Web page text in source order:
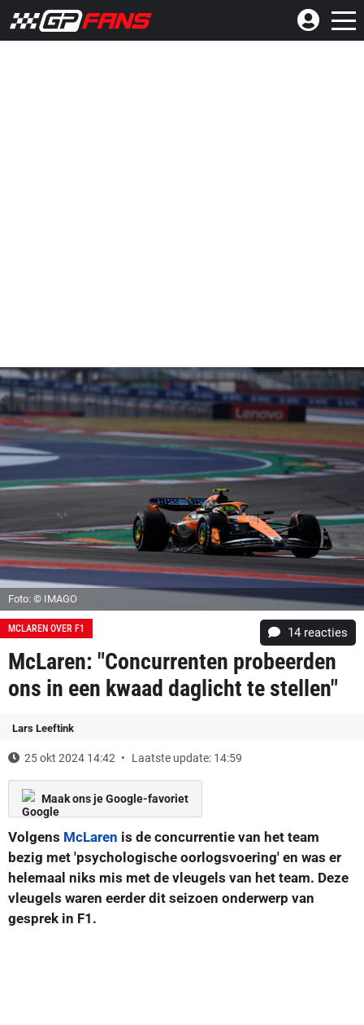
Foto: © IMAGO
MCLAREN OVER F1 14 reacties
McLaren: "Concurrenten probeerden
ons in een kwaad daglicht te stellen"
Lars Leeftink
25 okt 2024 14:42 Laatste update: 14:59
Maak ons je Google-favoriet
Volgens McLaren is de concurrentie van het team
bezig met 'psychologische oorlogsvoering' en was er
helemaal niks mis met de vleugels van het team. Deze
vleugels waren eerder dit seizoen onderwerp van
gesprek in F1.